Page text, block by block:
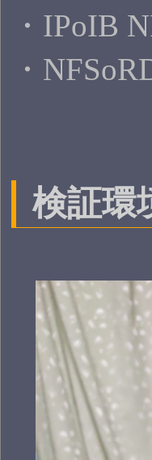
・IPoIB
・
検証環